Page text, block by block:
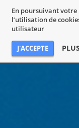
En poursuivant votre
l’utilisation de
utilisateur
J'ACCEPTE